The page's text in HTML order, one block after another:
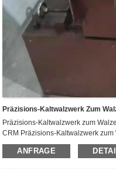
Präzisions-Kaltwalzwerk Zum
Präzisions-Kaltwalzwerk zum
CRM Präzisions-Kaltwalzwerk
Komplette Produktionslinien für Ihr
ANFRAGE